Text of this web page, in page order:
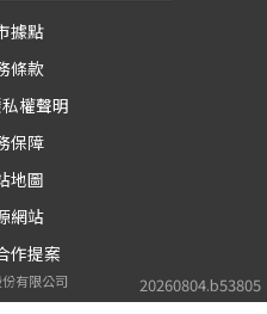
20260804.b53805
據點
條款
權聲明
保障
地圖
網站
作提案
有限公司